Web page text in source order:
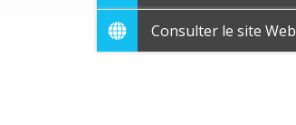
Consulter le site Web